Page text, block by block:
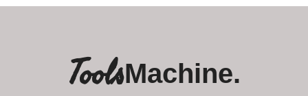
ToolsMachine.